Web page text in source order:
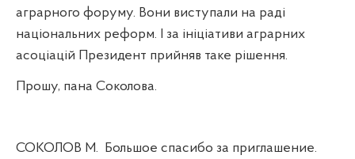
аграрного форуму. Вони виступали на раді
національних реформ. І за ініціативи аграрних
асоціацій Президент прийняв таке рішення.
Прошу, пана Соколова.
СОКОЛОВ М.
Большое спасибо за приглашение.